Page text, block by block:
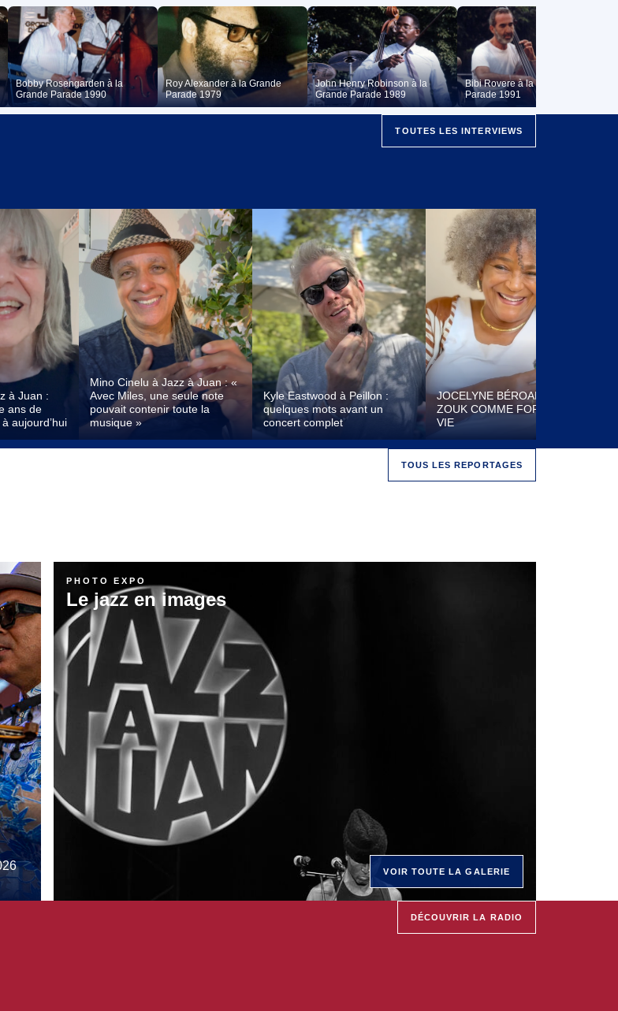
Bobby Rosengarden à la
Grande Parade 1990
Roy Alexander à la Grande
Parade 1979
John Henry Robinson à la
Grande Parade 1989
Bibi Rovere à la Grande
Parade 1991
TOUTES LES INTERVIEWS
à Juan :
ans de
aujourd’hui
Mino Cinelu à Jazz à Juan : «
Avec Miles, une seule note
pouvait contenir toute la
musique »
Kyle Eastwood à Peillon :
quelques mots avant un
concert complet
JOCELYNE BÉROARD, LE
ZOUK COMME FORCE DE
VIE
TOUS LES REPORTAGES
PHOTO EXPO
Le jazz en images
VOIR TOUTE LA GALERIE
DÉCOUVRIR LA RADIO